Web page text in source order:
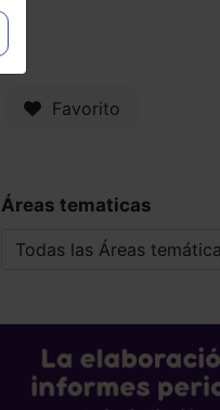
Favorito
Áreas tematicas